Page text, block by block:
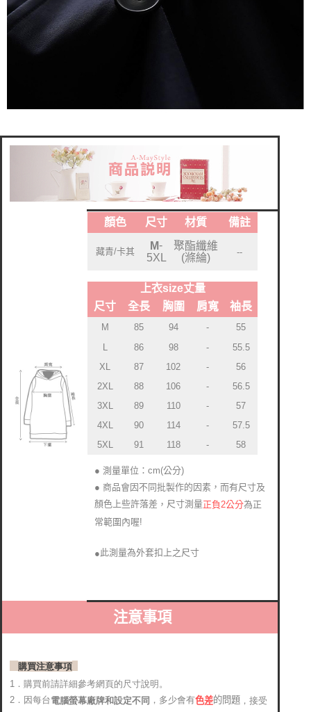
顏色 尺寸 材質 備註
藏青/卡其 M-
5XL
聚酯纖維
(滌綸)
--
上衣size丈量
尺寸
全長 胸圍 肩寬 袖長
M 85 94 -
55
86 98 -
55.5
XL
87 102 -
56
2XL
88 106 -
56.5
3XL
89 110 -
57
4XL
90 114 -
57.5
5XL
91 118 - 58
● 測量單位：cm(公分)
● 商品會因不同批製作的因素，而有尺寸及
顏色上些許落差 ， 尺寸測量正負2公分為正
常範圍內喔!
●此測量為外套扣上之尺寸
注意事項
購買注意事項
1．購買前請詳細參考網頁的尺寸說明。
2．因每台電腦螢幕廠牌和設定不同 ，多少會有色差的問題 ，接受